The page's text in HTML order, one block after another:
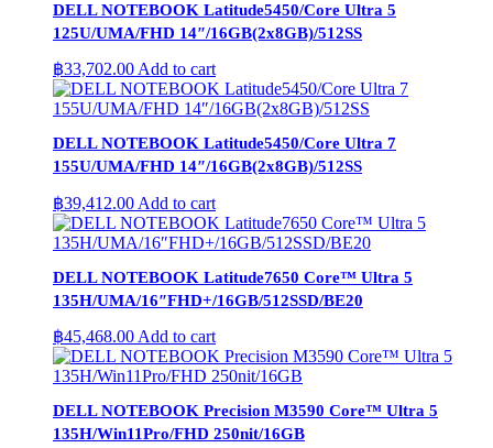
DELL NOTEBOOK Latitude5450/Core Ultra 5
125U/UMA/FHD 14″/16GB(2x8GB)/512SS
฿33,702.00Add to cart
DELL NOTEBOOK Latitude5450/Core Ultra 7
155U/UMA/FHD 14″/16GB(2x8GB)/512SS
฿39,412.00 Add to cart
DELL NOTEBOOK Latitude7650 Core™ Ultra 5
135H/UMA/16″FHD+/16GB/512SSD/BE20
฿45,468.00 Add to cart
DELL NOTEBOOK Precision M3590 Core™ Ultra 5
135H/Win11Pro/FHD 250nit/16GB